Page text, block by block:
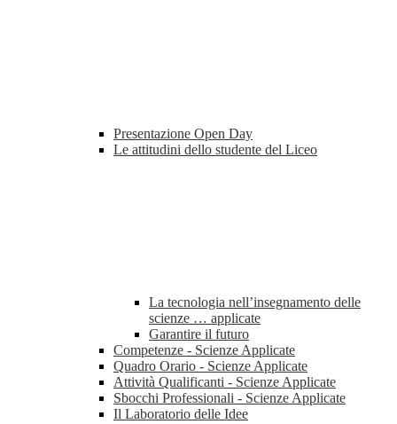
Presentazione Open Day
Le attitudini dello studente del Liceo
La tecnologia nell’insegnamento delle
scienze … applicate
Garantire il futuro
Competenze - Scienze Applicate
Quadro Orario - Scienze Applicate
Attività Qualificanti - Scienze Applicate
Sbocchi Professionali - Scienze Applicate
Il Laboratorio delle Idee